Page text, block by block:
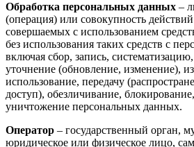
Обработка персональных данных –
(операция) или совокупность
совершаемых с использованием
без использования таких средств с
включая сбор, запись,
уточнение (обновление, изменение),
использование, передачу
доступ), обезличивание,
уничтожение персональных данных.
Оператор – государственный орган,
юридическое или физическое лицо,